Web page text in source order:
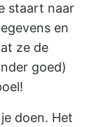
staart naar
en
ze de
goed)
doen. Het